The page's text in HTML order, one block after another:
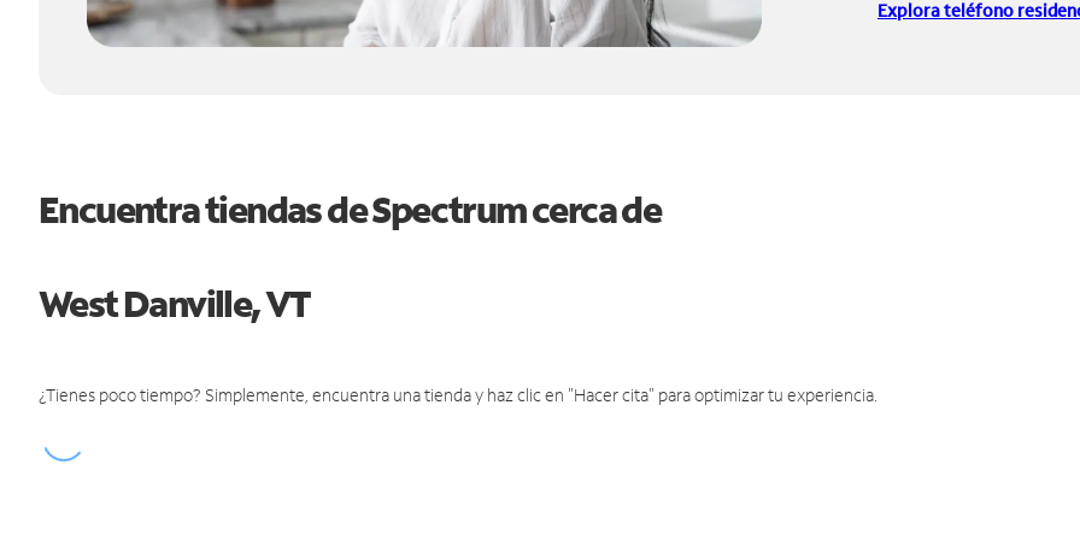
Explora teléfono
Encuentra tiendas de Spectrum cerca de
West Danville, VT
¿Tienes poco tiempo? Simplemente, encuentra una tienda y haz clic en "Hacer cita" para optimizar tu experiencia.